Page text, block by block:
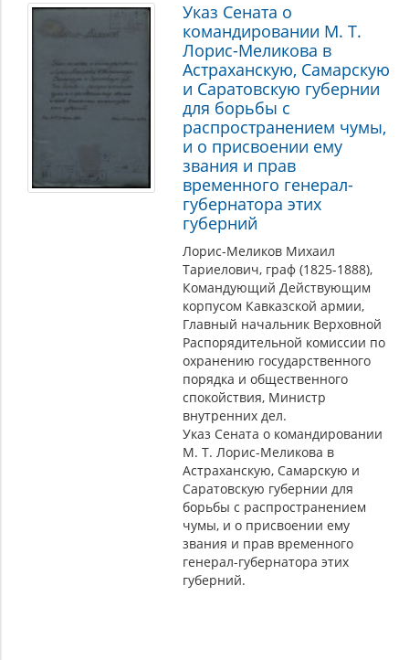
Указ Cената о
командировании М. Т.
Лорис-Меликова в
Астраханскую, Самарскую
и Саратовскую губернии
для борьбы с
распространением чумы,
и о присвоении ему
звания и прав
временного генерал-
губернатора этих
губерний
Лорис-Меликов Михаил
Тариелович, граф (1825-1888),
Командующий Действующим
корпусом Кавказской армии,
Главный начальник Верховной
Распорядительной комиссии по
охранению государственного
порядка и общественного
спокойствия, Министр
внутренних дел.
Указ Cената о командировании
М. Т. Лорис-Меликова в
Астраханскую, Самарскую и
Саратовскую губернии для
борьбы с распространением
чумы, и о присвоении ему
звания и прав временного
генерал-губернатора этих
губерний.